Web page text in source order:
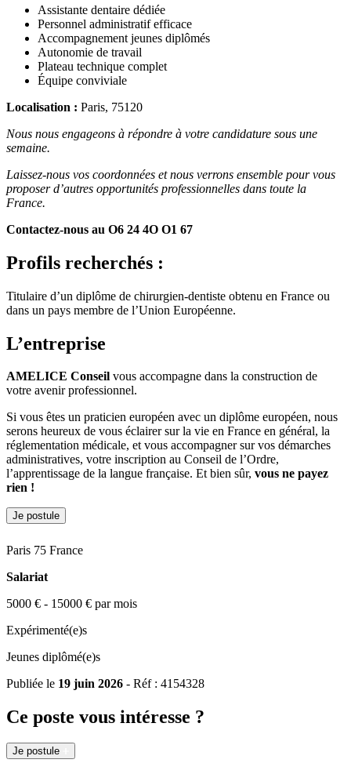
Assistante dentaire dédiée
Personnel administratif efficace
Accompagnement jeunes diplômés
Autonomie de travail
Plateau technique complet
Équipe conviviale
Localisation : Paris, 75120
Nous nous engageons à répondre à votre candidature sous une
semaine.
Laissez-nous vos coordonnées et nous verrons ensemble pour vous
proposer d’autres opportunités professionnelles dans toute la
France.
Contactez-nous au O6 24 4O O1 67
Profils recherchés :
Titulaire d’un diplôme de chirurgien-dentiste obtenu en France ou
dans un pays membre de l’Union Européenne.
L’entreprise
AMELICE Conseil vous accompagne dans la construction de
votre avenir professionnel.
Si vous êtes un praticien européen avec un diplôme européen, nous
serons heureux de vous éclairer sur la vie en France en général, la
réglementation médicale, et vous accompagner sur vos démarches
administratives, votre inscription au Conseil de l’Ordre,
l’apprentissage de la langue française. Et bien sûr, vous ne payez
rien !
Je postule
Paris 75 France
Salariat
5000 € - 15000 € par mois
Expérimenté(e)s
Jeunes diplômé(e)s
Publiée le 19 juin 2026 - Réf : 4154328
Ce poste vous intéresse ?
Je postule